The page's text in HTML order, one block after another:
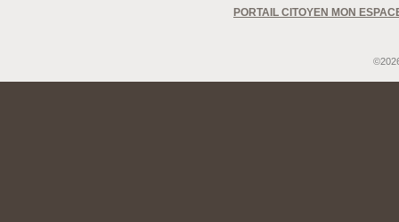
PORTAIL CITOYEN MON